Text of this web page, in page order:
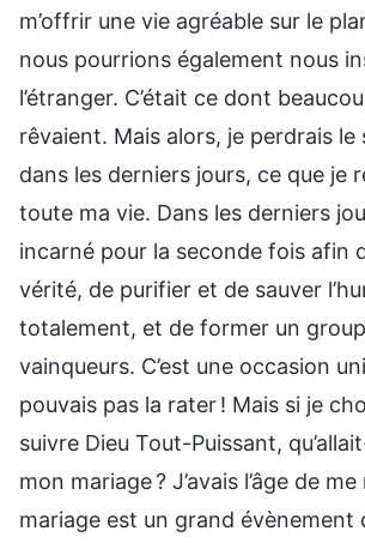
m’offrir une vie agréable sur le
nous pourrions également nous
l’étranger. C’était ce dont
rêvaient. Mais alors, je perdrais le
dans les derniers jours, ce que je
toute ma vie. Dans les derniers
incarné pour la seconde fois afin
vérité, de purifier et de sauver
totalement, et de former un
vainqueurs. C’est une occasion
pouvais pas la rater ! Mais si je
suivre Dieu Tout-Puissant,
mon mariage ? J’avais l’âge de
mariage est un grand évènement